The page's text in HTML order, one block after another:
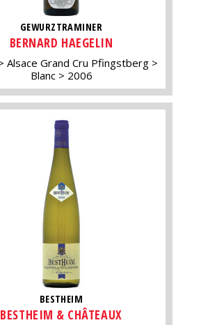
GEWURZTRAMINER
BERNARD HAEGELIN
Alsace Grand Cru Pfingstberg
Blanc
2006
BESTHEIM
BESTHEIM & CHÂTEAUX